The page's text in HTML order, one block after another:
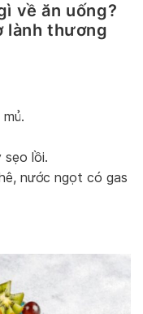
về ăn uống?
lành thương
sẹo lồi.
nước ngọt có gas